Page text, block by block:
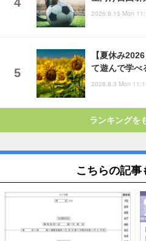
2026.6.15 Mon
【夏休み
て遊んで学べ
2026.8.3 Mon
ランキングを
こちらの記事